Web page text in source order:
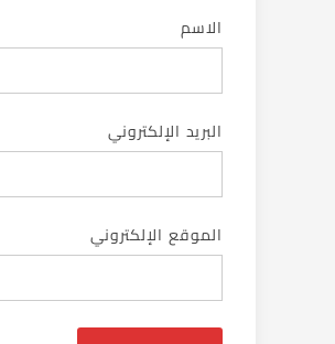
الاسم
البريد الإلكتروني
الموقع الإلكتروني